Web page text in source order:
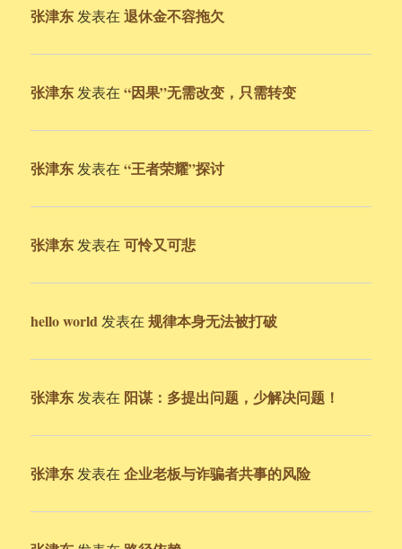
张津东 发表在退休金不容拖欠
张津东 发表在“因果”无需改变，只需转变
张津东 发表在“王者荣耀”探讨
张津东 发表在可怜又可悲
hello world 发表在规律本身无法被打破
张津东 发表在 阳谋：多提出问题，少解决问题！
张津东 发表在企业老板与诈骗者共事的风险